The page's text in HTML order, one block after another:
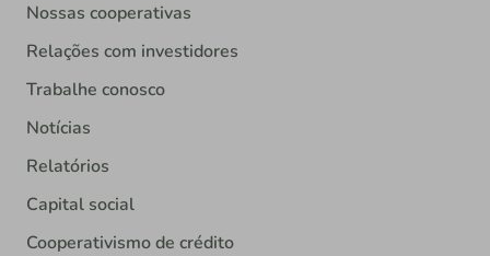
Nossas cooperativas
Relações com investidores
Trabalhe conosco
Notícias
Relatórios
Capital social
Cooperativismo de crédito